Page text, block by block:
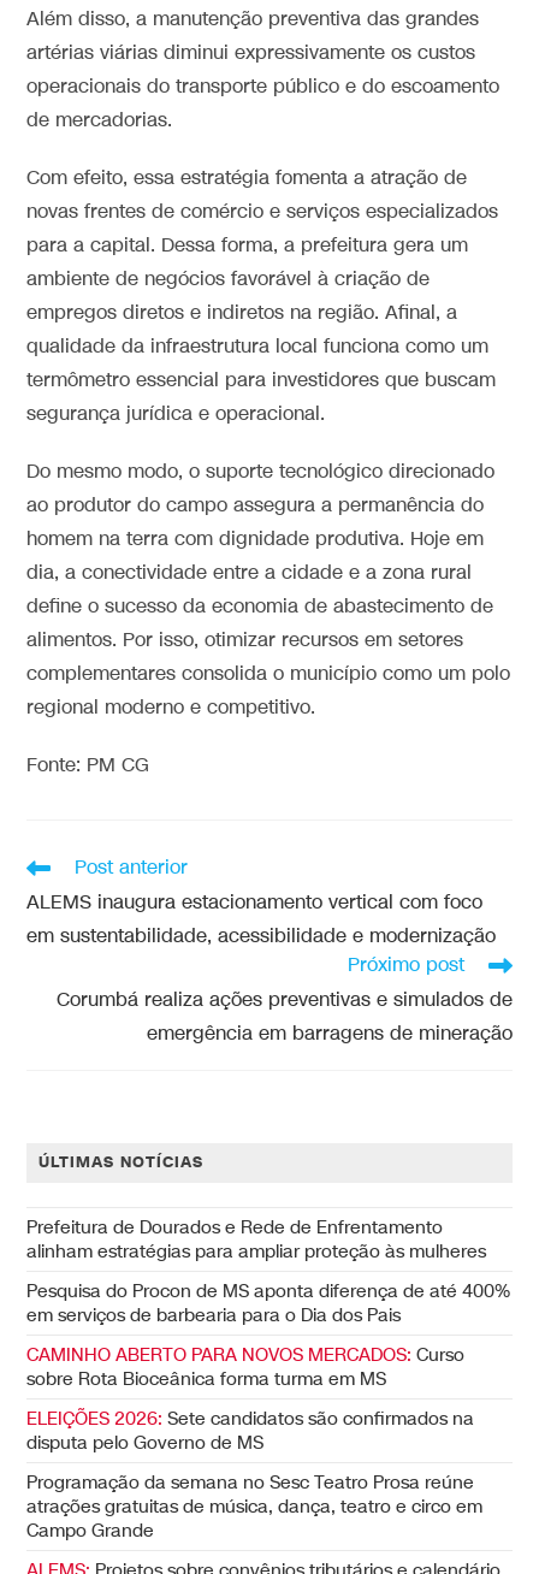
Além disso, a manutenção preventiva das grandes
artérias viárias diminui expressivamente os custos
operacionais do transporte público e do escoamento
de mercadorias.
Com efeito, essa estratégia fomenta a atração de
novas frentes de comércio e serviços especializados
para a capital. Dessa forma, a prefeitura gera um
ambiente de negócios favorável à criação de
empregos diretos e indiretos na região. Afinal, a
qualidade da infraestrutura local funciona como um
termômetro essencial para investidores que buscam
segurança jurídica e operacional.
Do mesmo modo, o suporte tecnológico direcionado
ao produtor do campo assegura a permanência do
homem na terra com dignidade produtiva. Hoje em
dia, a conectividade entre a cidade e a zona rural
define o sucesso da economia de abastecimento de
alimentos. Por isso, otimizar recursos em setores
complementares consolida o município como um polo
regional moderno e competitivo.
Fonte: PM CG
Post anterior
ALEMS inaugura estacionamento vertical com foco
em sustentabilidade, acessibilidade e modernização
Próximo post
Corumbá realiza ações preventivas e simulados de
emergência em barragens de mineração
ÚLTIMAS NOTÍCIAS
Prefeitura de Dourados e Rede de Enfrentamento
alinham estratégias para ampliar proteção às mulheres
Pesquisa do Procon de MS aponta diferença de até 400%
em serviços de barbearia para o Dia dos Pais
CAMINHO ABERTO PARA NOVOS MERCADOS: Curso
sobre Rota Bioceânica forma turma em MS
ELEIÇÕES 2026: Sete candidatos são confirmados na
disputa pelo Governo de MS
Programação da semana no Sesc Teatro Prosa reúne
atrações gratuitas de música, dança, teatro e circo em
Campo Grande